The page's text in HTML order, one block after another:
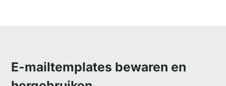
E-mailtemplates bewaren en